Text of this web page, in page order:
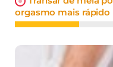
orgasmo mais rápido